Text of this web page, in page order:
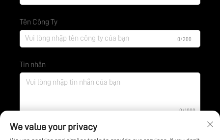
Tên Công Ty
0/200
Tin nhắn
0/1000
We value your privacy